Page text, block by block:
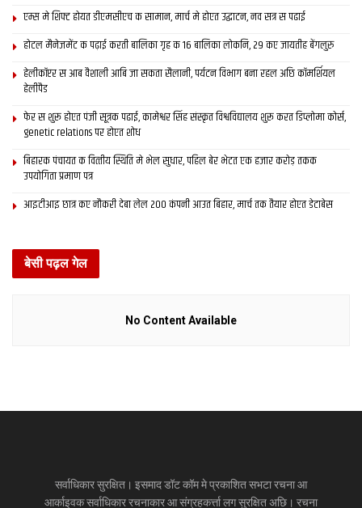
एम्स मे शिफ्ट होयत डीएमसीएच क सामान, मार्च मे होएत उद्घाटन, नव सत्र स पढाई
होटल मैनेजमेंट क पढ़ाई करती बालिका गृह क 16 बालिका लोकनि, 29 कए जायतीह बेंगलुरु
हेलीकॉप्टर स आब वैशाली आबि जा सकता सैलानी, पर्यटन विभाग बना रहल अछि कॉमर्शियल
हेलीपैड
फेर स शुरू होएत पंजी सूत्रक पढाई, कामेश्वर सिंह संस्कृत विश्वविद्यालय शुरू करत डिप्लोमा कोर्स,
genetic relations पर होएत शोध
बिहारक पंचायत क वित्‍तीय स्थिति मे भेल सुधार, पहिल बेर भेटत एक हजार करोड़ तकक
उपयोगिता प्रमाण पत्र
आइटीआइ छात्र कए नौकरी देबा लेल 200 कंपनी आउत बिहार, मार्च तक तैयार होएत डेटाबेस
बेसी पढ़ल गेल
No Content Available
सर्वाधिकार सुरक्षित। इसमाद डॉट कॉम मे प्रकाशित सभटा रचना आ
आर्काइवक सर्वाधिकार रचनाकार आ संग्रहकर्त्ता लग सुरक्षित अछि। रचना